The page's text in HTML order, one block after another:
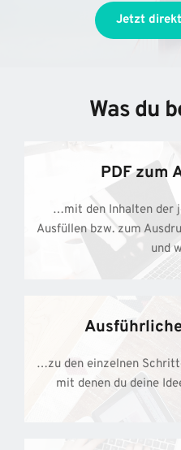
Jetzt
Was du
PDF zum
…mit den Inhalten der
Ausfüllen bzw. zum
und
…zu den einzelnen
mit denen du deine